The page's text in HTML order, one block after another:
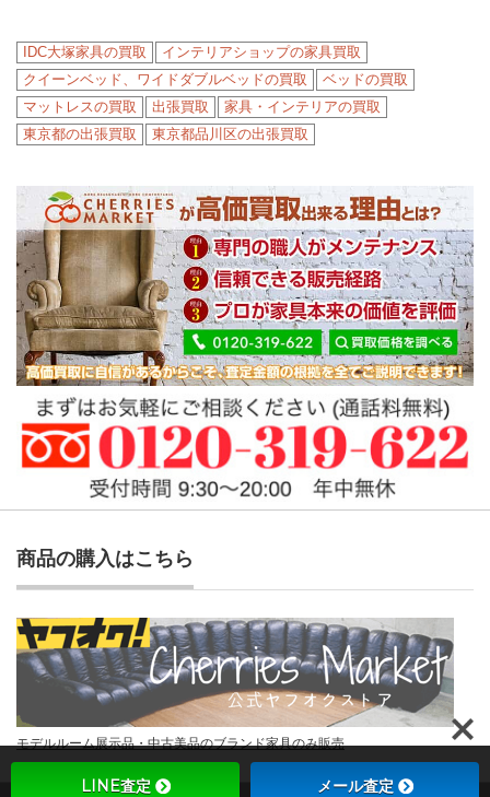
IDC大塚家具の買取
インテリアショップの家具買取
クイーンベッド、ワイドダブルベッドの買取
ベッドの買取
マットレスの買取
出張買取
家具・インテリアの買取
東京都の出張買取
東京都品川区の出張買取
商品の購入はこちら
モデルルーム展示品・中古美品のブランド家具のみ販売
LINE査定 メール査定